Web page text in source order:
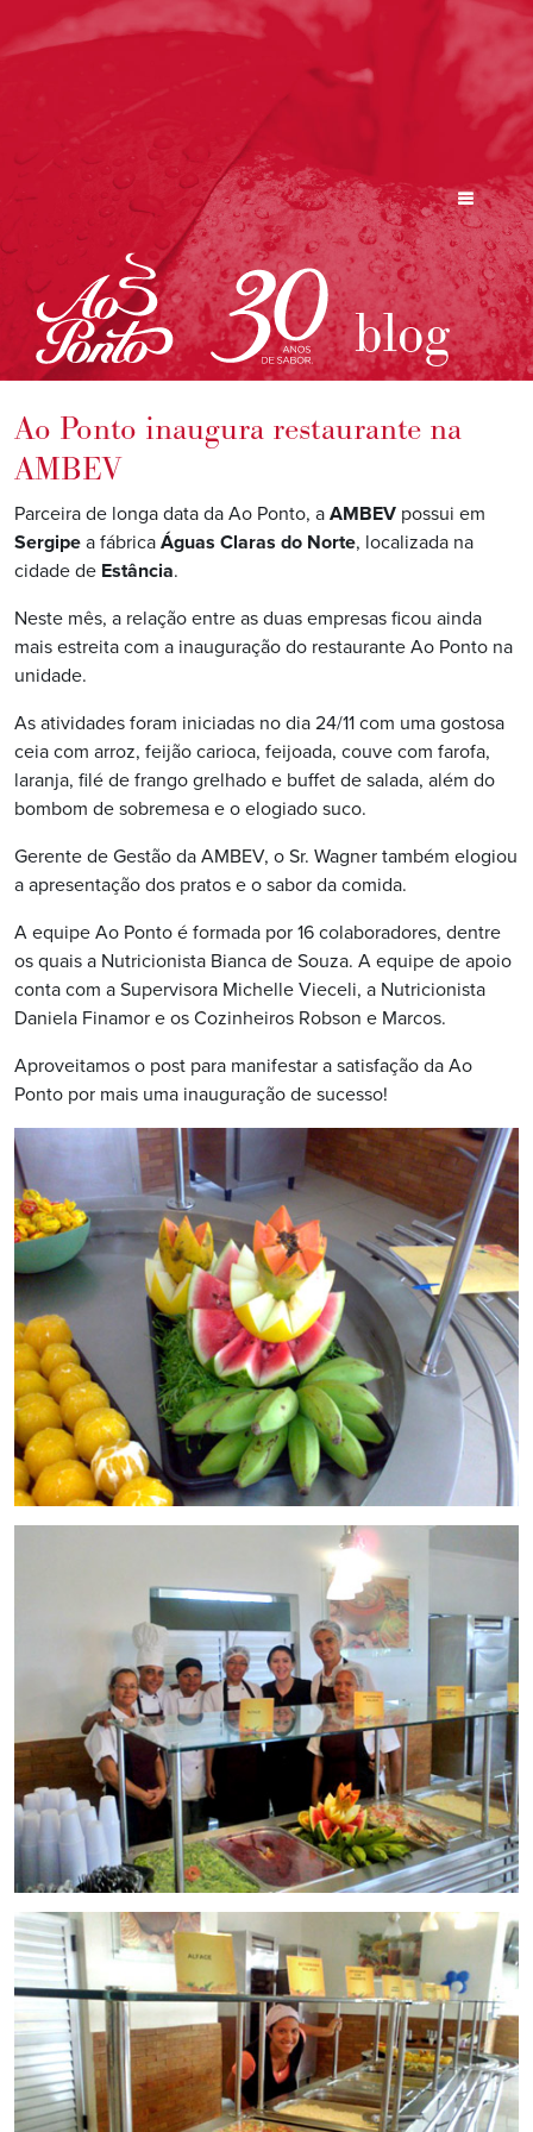
blog
Ao Ponto inaugura restaurante na
AMBEV
Parceira de longa data da Ao Ponto, a AMBEV possui em
Sergipe a fábrica Águas Claras do Norte, localizada na
cidade de Estância.
Neste mês, a relação entre as duas empresas ficou ainda
mais estreita com a inauguração do restaurante Ao Ponto na
unidade.
As atividades foram iniciadas no dia 24/11 com uma gostosa
ceia com arroz, feijão carioca, feijoada, couve com farofa,
laranja, filé de frango grelhado e buffet de salada, além do
bombom de sobremesa e o elogiado suco.
Gerente de Gestão da AMBEV, o Sr. Wagner também elogiou
a apresentação dos pratos e o sabor da comida.
A equipe Ao Ponto é formada por 16 colaboradores, dentre
os quais a Nutricionista Bianca de Souza. A equipe de apoio
conta com a Supervisora Michelle Vieceli, a Nutricionista
Daniela Finamor e os Cozinheiros Robson e Marcos.
Aproveitamos o post para manifestar a satisfação da Ao
Ponto por mais uma inauguração de sucesso!